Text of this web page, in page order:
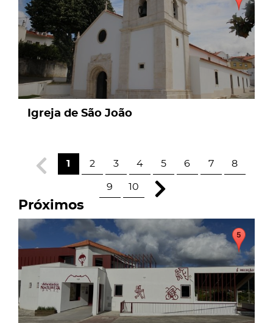
Igreja de São João
1 2 3 4 5 6 7 8
9 10
Próximos
page